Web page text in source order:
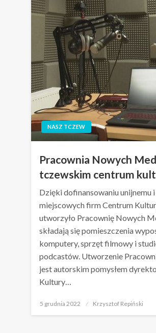
NASZ TCZEW
Pracownia Nowych
tczewskim centrum
Dzięki dofinansowaniu unijnemu
miejscowych firm Centrum
utworzyło Pracownię Nowych
składają się pomieszczenia
komputery, sprzęt filmowy i
podcastów. Utworzenie
jest autorskim pomysłem
Kultury…
Opublikowane
5 grudnia 2022 Krzysztof Repiński